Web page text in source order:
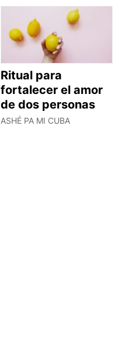
Ritual para
fortalecer el amor
de dos personas
ASHÉ PA MI CUBA